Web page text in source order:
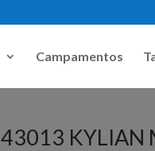
Campamentos
43013 KYLIAN